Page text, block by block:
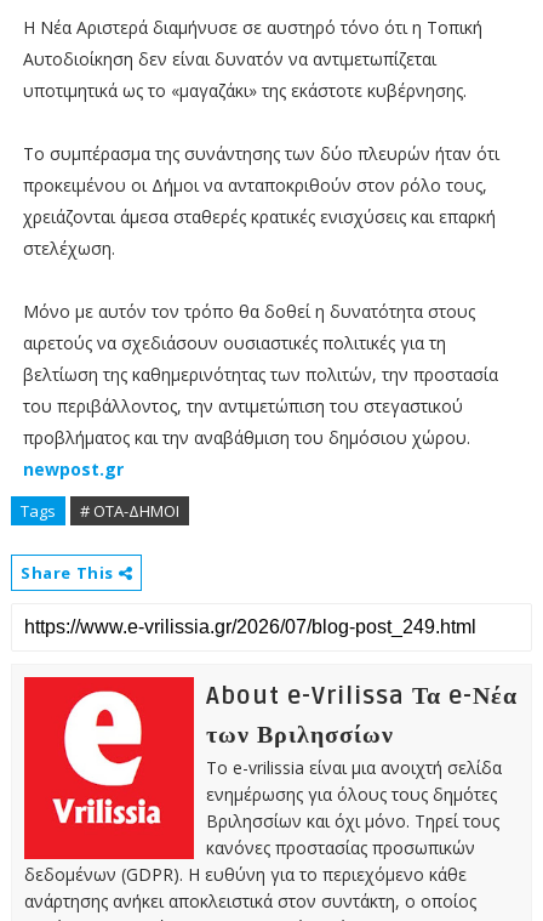
Η Νέα Αριστερά διαμήνυσε σε αυστηρό τόνο ότι η Τοπική
Αυτοδιοίκηση δεν είναι δυνατόν να αντιμετωπίζεται
υποτιμητικά ως το «μαγαζάκι» της εκάστοτε κυβέρνησης.
Το συμπέρασμα της συνάντησης των δύο πλευρών ήταν ότι
προκειμένου οι Δήμοι να ανταποκριθούν στον ρόλο τους,
χρειάζονται άμεσα σταθερές κρατικές ενισχύσεις και επαρκή
στελέχωση.
Μόνο με αυτόν τον τρόπο θα δοθεί η δυνατότητα στους
αιρετούς να σχεδιάσουν ουσιαστικές πολιτικές για τη
βελτίωση της καθημερινότητας των πολιτών, την προστασία
του περιβάλλοντος, την αντιμετώπιση του στεγαστικού
προβλήματος και την αναβάθμιση του δημόσιου χώρου.
newpost.gr
Tags # ΟΤΑ-ΔΗΜΟΙ
Share This
About e-Vrilissa Τα e-Νέα
των Βριλησσίων
Το e-vrilissia είναι μια ανοιχτή σελίδα
ενημέρωσης για όλους τους δημότες
Βριλησσίων και όχι μόνο. Τηρεί τους
κανόνες προστασίας προσωπικών
δεδομένων (GDPR). Η ευθύνη για το περιεχόμενο κάθε
ανάρτησης ανήκει αποκλειστικά στον συντάκτη, ο οποίος